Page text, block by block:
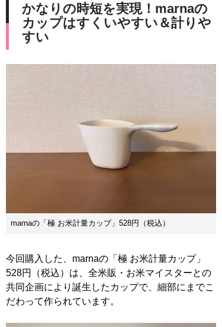
かなりの時短を実現！marnaの
カップはすくいやすい＆計りや
すい
marnaの「極 お米計量カップ」528円（税込）
今回購入した、marnaの「極 お米計量カップ」
528円（税込）は、全米販・お米マイスターとの
共同企画により誕生したカップで、細部にまでこ
だわって作られています。